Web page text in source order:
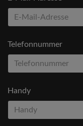
Telefonnummer
Handy